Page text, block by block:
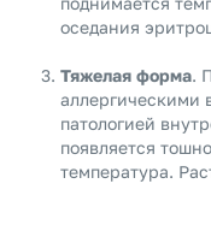
оседания
Тяжелая форма.
аллергическими
патологией
появляется
температура.